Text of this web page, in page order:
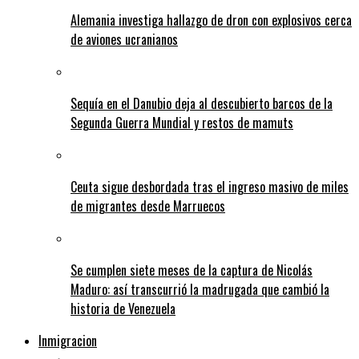
Alemania investiga hallazgo de dron con explosivos cerca
de aviones ucranianos
Sequía en el Danubio deja al descubierto barcos de la
Segunda Guerra Mundial y restos de mamuts
Ceuta sigue desbordada tras el ingreso masivo de miles
de migrantes desde Marruecos
Se cumplen siete meses de la captura de Nicolás
Maduro: así transcurrió la madrugada que cambió la
historia de Venezuela
Inmigracion